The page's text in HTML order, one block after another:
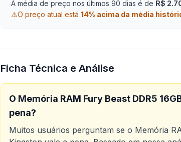
A média de preço nos últimos 90 dias é de R$
⚠️O preço atual está 14% acima da média
Ficha Técnica e Análise
O Memória RAM Fury Beast DDR5
pena?
Muitos usuários perguntam se o Memória